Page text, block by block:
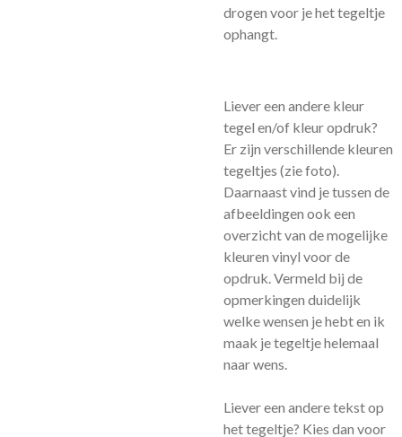
drogen voor je het tegeltje
ophangt.
Liever een andere kleur
tegel en/of kleur opdruk?
Er zijn verschillende kleuren
tegeltjes (zie foto).
Daarnaast vind je tussen de
afbeeldingen ook een
overzicht van de mogelijke
kleuren vinyl voor de
opdruk. Vermeld bij de
opmerkingen duidelijk
welke wensen je hebt en ik
maak je tegeltje helemaal
naar wens.
Liever een andere tekst op
het tegeltje? Kies dan voor